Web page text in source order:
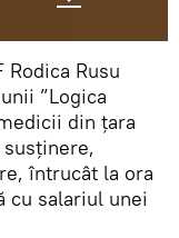
Rusu
”Logica
din țara
întrucât la ora
cu salariul unei